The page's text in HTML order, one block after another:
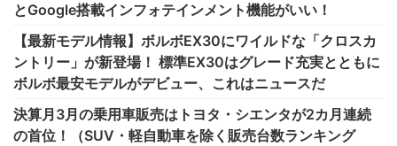
とGoogle搭載インフォテインメント機能がいい！
【最新モデル情報】ボルボEX30にワイルドな「クロスカ
ントリー」が新登場！ 標準EX30はグレード充実とともに
ボルボ最安モデルがデビュー、これはニュースだ
決算月3月の乗用車販売はトヨタ・シエンタが2カ月連続
の首位！（SUV・軽自動車を除く販売台数ランキング